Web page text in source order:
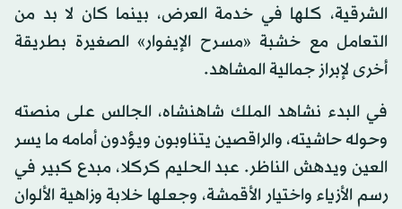
الشرقية، كلها في خدمة العرض، بينما كان لا بد من
التعامل مع خشبة «مسرح الإيفوار» الصغيرة بطريقة
أخرى لإبراز جمالية المشاهد.
في البدء نشاهد الملك شاهنشاه، الجالس على منصته
وحوله حاشيته، والراقصين يتناوبون ويؤدون أمامه ما يسر
العين ويدهش الناظر. عبد الحليم كركلا، مبدع كبير في
رسم الأزياء واختيار الأقمشة، وجعلها خلابة وزاهية الألوان